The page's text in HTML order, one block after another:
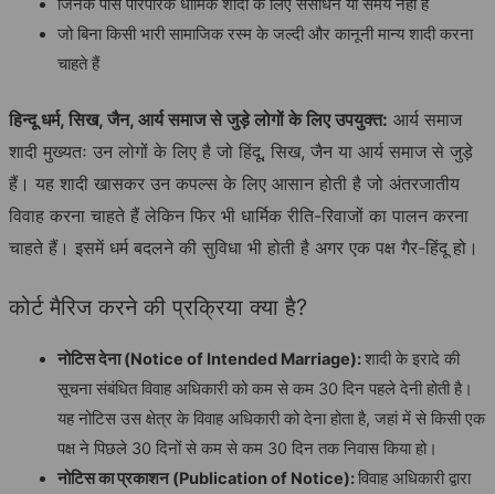
जिनके पास पारंपरिक धार्मिक शादी के लिए संसाधन या समय नहीं है
जो बिना किसी भारी सामाजिक रस्म के जल्दी और कानूनी मान्य शादी करना
चाहते हैं
हिन्दू धर्म, सिख, जैन, आर्य समाज से जुड़े लोगों के लिए उपयुक्त: आर्य समाज
शादी मुख्यतः उन लोगों के लिए है जो हिंदू, सिख, जैन या आर्य समाज से जुड़े
हैं। यह शादी खासकर उन कपल्स के लिए आसान होती है जो अंतरजातीय
विवाह करना चाहते हैं लेकिन फिर भी धार्मिक रीति-रिवाजों का पालन करना
चाहते हैं। इसमें धर्म बदलने की सुविधा भी होती है अगर एक पक्ष गैर-हिंदू हो।
कोर्ट मैरिज करने की प्रक्रिया क्या है?
नोटिसदेना(Notice of Intended Marriage):शादी के इरादे की
सूचना संबंधित विवाह अधिकारी को कम से कम 30 दिन पहले देनी होती है।
यह नोटिस उस क्षेत्र के विवाह अधिकारी को देना होता है, जहां में से किसी एक
पक्ष ने पिछले 30 दिनों से कम से कम 30 दिन तक निवास किया हो।
नोटिसकाप्रकाशन(Publication of Notice):विवाह अधिकारी द्वारा